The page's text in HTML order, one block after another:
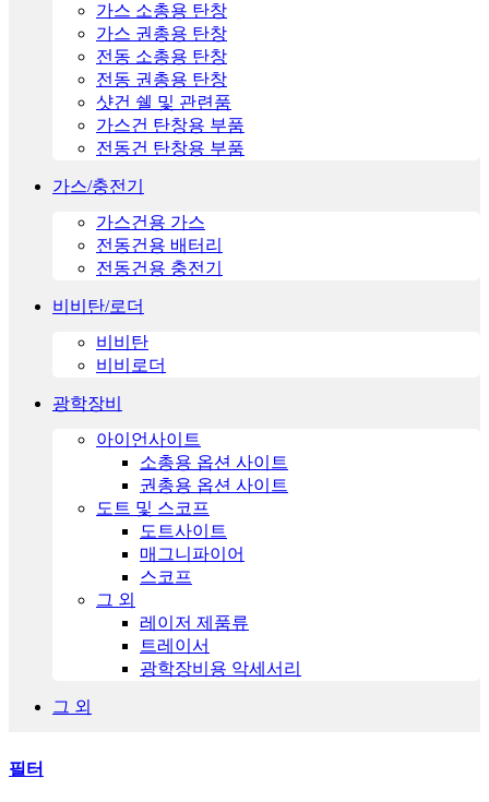
가스 소총용 탄창
가스 권총용 탄창
전동 소총용 탄창
전동 권총용 탄창
샷건 쉘 및 관련품
가스건 탄창용 부품
전동건 탄창용 부품
가스/충전기
가스건용 가스
전동건용 배터리
전동건용 충전기
비비탄/로더
비비탄
비비로더
광학장비
아이언사이트
소총용 옵션 사이트
권총용 옵션 사이트
도트 및 스코프
도트사이트
매그니파이어
스코프
그 외
레이저 제품류
트레이서
광학장비용 악세서리
그 외
필터